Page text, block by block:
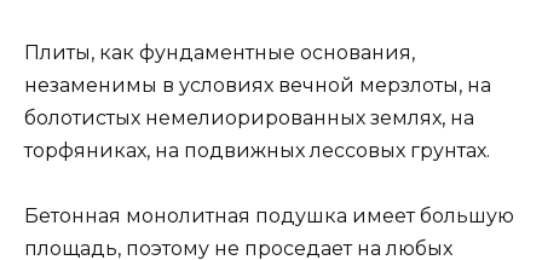
Плиты, как фундаментные основания,
незаменимы в условиях вечной мерзлоты, на
болотистых немелиорированных землях, на
торфяниках, на подвижных лессовых грунтах.
Бетонная монолитная подушка имеет большую
площадь, поэтому не проседает на любых